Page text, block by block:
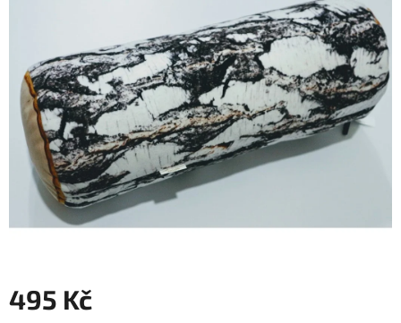
hvězdiček.
495 Kč